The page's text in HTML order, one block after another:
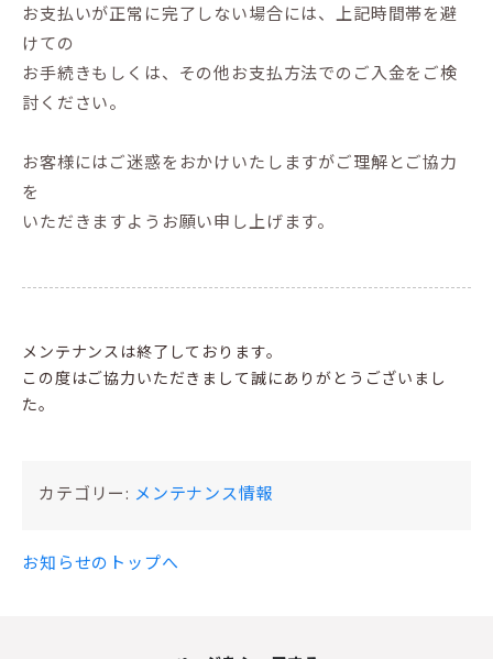
お支払いが正常に完了しない場合には、上記時間帯を避
けての
お手続きもしくは、その他お支払方法でのご入金をご検
討ください。
お客様にはご迷惑をおかけいたしますがご理解とご協力
を
いただきますようお願い申し上げます。
メンテナンスは終了しております。
この度はご協力いただきまして誠にありがとうございまし
た。
カテゴリー: メンテナンス情報
お知らせのトップへ